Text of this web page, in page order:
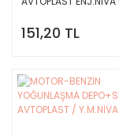
151,20 TL